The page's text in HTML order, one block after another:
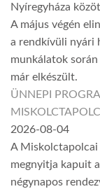
Nyíregyháza
A május végén
a rendkívüli nyári
munkálatok
már elkészült.
ÜNNEPI
2026-08-04
A Miskolctapolcai
megnyitja kapuit
négynapos